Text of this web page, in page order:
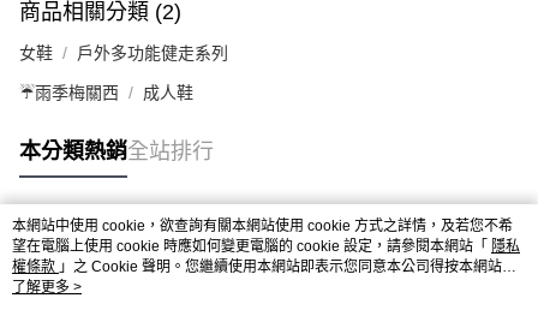
商品相關分類 (2)
女鞋 戶外多功能健走系列
☔雨季梅關西 成人鞋
本分類熱銷全站排行
熱門標籤
本網站中使用 cookie，欲查詢有關本網站使用 cookie 方式之詳情，及若您不希
望在電腦上使用 cookie 時應如何變更電腦的 cookie 設定，請參閱本網站「 隱私
權條款 」之 Cookie 聲明。您繼續使用本網站即表示您同意本公司得按本網站使
用條款之 Cookie 聲明使用 cookie。
了解更多 >